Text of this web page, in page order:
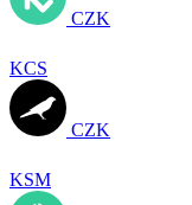
CZK
KCS
CZK
KSM